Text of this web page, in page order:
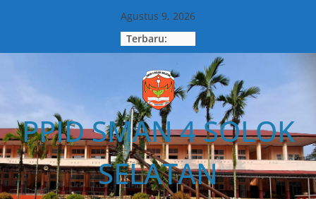
Agustus 9, 2026
Terbaru:
PPID SMAN 4 SOLOK
SELATAN